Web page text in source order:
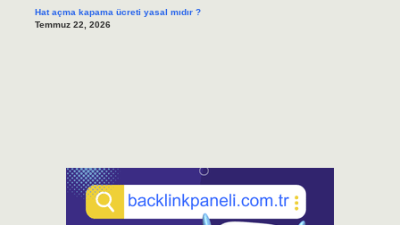
Hat açma kapama ücreti yasal mıdır ?
Temmuz 22, 2026